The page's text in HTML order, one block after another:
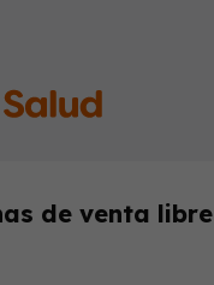
de venta libre